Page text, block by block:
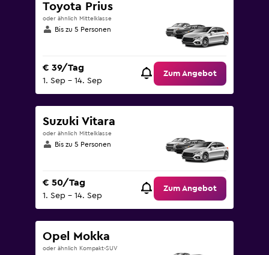
Toyota Prius
oder ähnlich Mittelklasse
Bis zu 5 Personen
€ 39/Tag
1. Sep – 14. Sep
Zum Angebot
Suzuki Vitara
oder ähnlich Mittelklasse
Bis zu 5 Personen
€ 50/Tag
1. Sep – 14. Sep
Zum Angebot
Opel Mokka
oder ähnlich Kompakt-SUV